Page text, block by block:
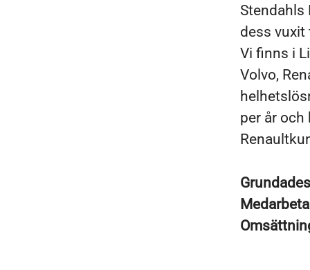
Stendahls
dess vuxit
Vi finns i
Volvo,
per år
Grundades